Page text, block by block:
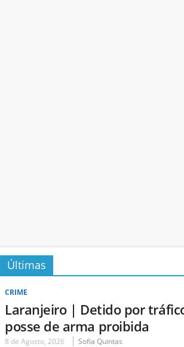
Últimas
CRIME
Laranjeiro | Detido por
posse de arma proibida
8 de Agosto, 2026 Sofia Quintas